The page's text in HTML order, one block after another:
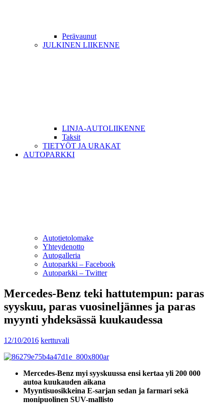
Perävaunut
JULKINEN LIIKENNE
LINJA-AUTOLIIKENNE
Taksit
TIETYÖT JA URAKAT
AUTOPARKKI
Autotietolomake
Yhteydenotto
Autogalleria
Autoparkki – Facebook
Autoparkki – Twitter
Mercedes-Benz teki hattutempun: paras
syyskuu, paras vuosineljännes ja paras
myynti yhdeksässä kuukaudessa
12/10/2016 kerttuvali
Mercedes-Benz myi syyskuussa ensi kertaa yli 200 000
autoa kuukauden aikana
Myyntisuosikkeina E-sarjan sedan ja farmari sekä
monipuolinen SUV-mallisto